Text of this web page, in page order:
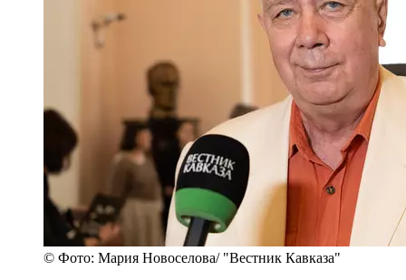
© Фото: Мария Новоселова/ "Вестник Кавказа"